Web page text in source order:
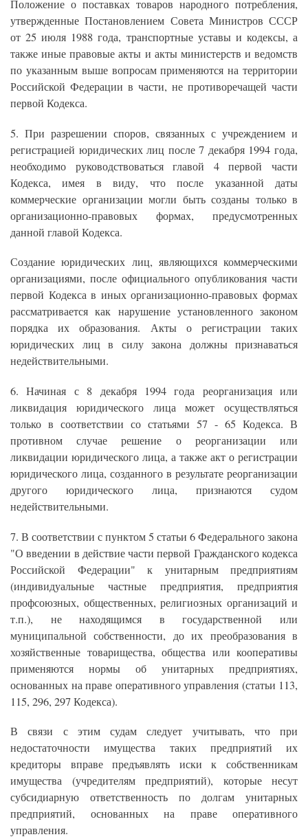
Положение о поставках товаров народного потребления,
утвержденные Постановлением Совета Министров СССР
от 25 июля 1988 года, транспортные уставы и кодексы, а
также иные правовые акты и акты министерств и ведомств
по указанным выше вопросам применяются на территории
Российской Федерации в части, не противоречащей части
первой Кодекса.
5. При разрешении споров, связанных с учреждением и
регистрацией юридических лиц после 7 декабря 1994 года,
необходимо руководствоваться главой 4 первой части
Кодекса, имея в виду, что после указанной даты
коммерческие организации могли быть созданы только в
организационно-правовых формах, предусмотренных
данной главой Кодекса.
Создание юридических лиц, являющихся коммерческими
организациями, после официального опубликования части
первой Кодекса в иных организационно-правовых формах
рассматривается как нарушение установленного законом
порядка их образования. Акты о регистрации таких
юридических лиц в силу закона должны признаваться
недействительными.
6. Начиная с 8 декабря 1994 года реорганизация или
ликвидация юридического лица может осуществляться
только в соответствии со статьями 57 - 65 Кодекса. В
противном случае решение о реорганизации или
ликвидации юридического лица, а также акт о регистрации
юридического лица, созданного в результате реорганизации
другого юридического лица, признаются судом
недействительными.
7. В соответствии с пунктом 5 статьи 6 Федерального закона
"О введении в действие части первой Гражданского кодекса
Российской Федерации" к унитарным предприятиям
(индивидуальные частные предприятия, предприятия
профсоюзных, общественных, религиозных организаций и
т.п.), не находящимся в государственной или
муниципальной собственности, до их преобразования в
хозяйственные товарищества, общества или кооперативы
применяются нормы об унитарных предприятиях,
основанных на праве оперативного управления (статьи 113,
115, 296, 297 Кодекса).
В связи с этим судам следует учитывать, что при
недостаточности имущества таких предприятий их
кредиторы вправе предъявлять иски к собственникам
имущества (учредителям предприятий), которые несут
субсидиарную ответственность по долгам унитарных
предприятий, основанных на праве оперативного
управления.